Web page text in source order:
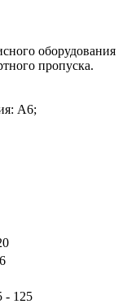
оборудования
пропуска.
А6;
- 125